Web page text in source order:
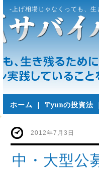
-上げ相場じゃなくっても、
ホーム | Tyunの投資法
2012年7月3日
中・大型公